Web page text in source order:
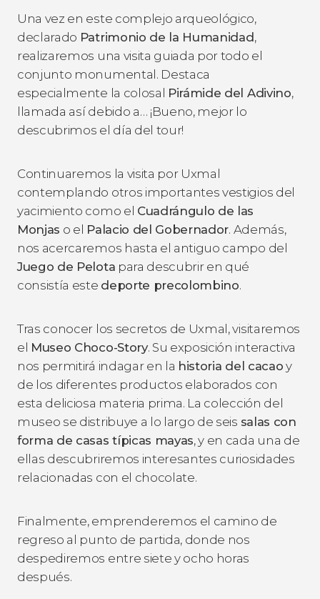
Una vez en este complejo arqueológico,
declarado Patrimonio de la Humanidad ,
realizaremos una visita guiada por todo el
conjunto monumental. Destaca
especialmente la colosal Pirámide del Adivino,
llamada así debido a… ¡Bueno, mejor lo
descubrimos el día del tour!
Continuaremos la visita por Uxmal
contemplando otros importantes vestigios del
yacimiento como el Cuadrángulo de las
Monjas o el Palacio del Gobernador. Además,
nos acercaremos hasta el antiguo campo del
Juego de Pelota para descubrir en qué
consistía este deporte precolombino.
Tras conocer los secretos de Uxmal, visitaremos
el Museo Choco-Story. Su exposición interactiva
nos permitirá indagar en la historia del cacao y
de los diferentes productos elaborados con
esta deliciosa materia prima. La colección del
museo se distribuye a lo largo de seis salas con
forma de casas típicas mayas, y en cada una de
ellas descubriremos interesantes curiosidades
relacionadas con el chocolate.
Finalmente, emprenderemos el camino de
regreso al punto de partida, donde nos
despediremos entre siete y ocho horas
después.